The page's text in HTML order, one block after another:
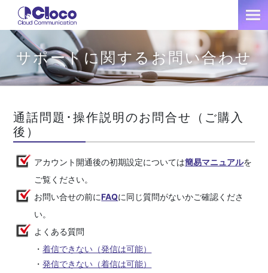
サポートに関するお問い合わせ
通話問題･操作説明のお問合せ（ご購入
後）
アカウント開通後の初期設定については簡易マニュアルを
ご覧ください。
お問い合せの前にFAQに同じ質問がないかご確認くださ
い。
よくある質問
・着信できない（発信は可能）
・発信できない（着信は可能）